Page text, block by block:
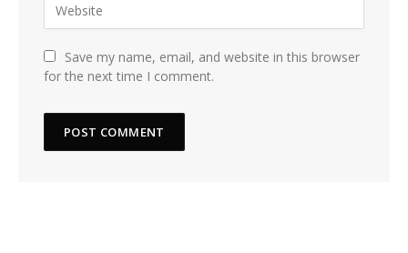
Save my name, email, and website in this browser
for the next time I comment.